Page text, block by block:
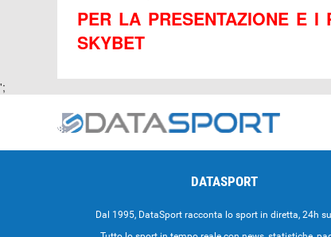
PER LA PRESENTAZIONE E I
SKYBET
';
DATASPORT
Dal 1995, DataSport racconta lo sport in diretta, 24h